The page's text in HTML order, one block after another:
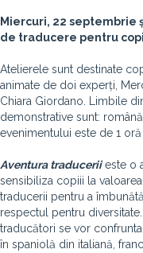
Miercuri, 22 septembrie
de traducere pentru
Atelierele sunt destinate
animate de doi experți,
Chiara Giordano. Limbile
demonstrative sunt:
evenimentului este de 1 oră
Aventura traduceriieste o
sensibiliza copiii la
traducerii pentru a
respectul pentru
traducători se vor
în spaniolă din italiană,